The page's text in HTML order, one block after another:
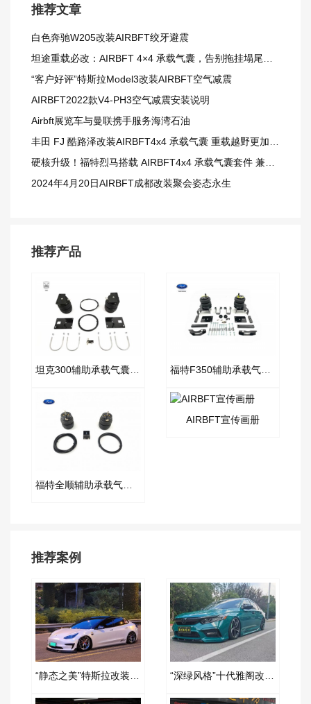
推荐文章
白色奔驰W205改装AIRBFT绞牙避震
“客户好评”特斯拉Model3改装AIRBFT空气减震
AIRBFT2022款V4-PH3空气减震安装说明
Airbft展览车与曼联携手服务海湾石油
2024年4月20日AIRBFT成都改装聚会姿态永生
推荐产品
AIRBFT宣传画册
推荐案例